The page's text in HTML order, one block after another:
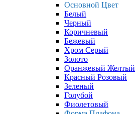
Основной Цвет
Белый
Черный
Коричневый
Бежевый
Хром Серый
Золото
Оранжевый Желтый
Красный Розовый
Зеленый
Голубой
Фиолетовый